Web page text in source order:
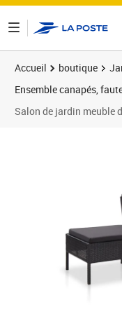
Accueil boutique
Ensemble canapés,
Salon de jardin meuble